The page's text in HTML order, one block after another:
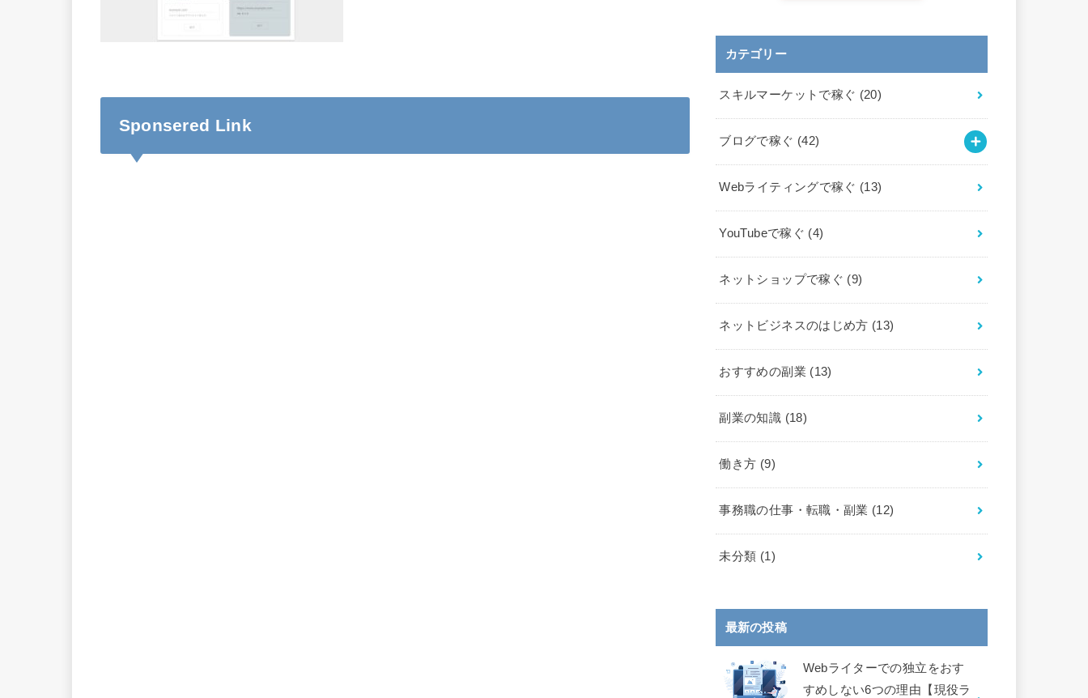
Sponsered Link
カテゴリー
スキルマーケットで稼ぐ (20)
ブログで稼ぐ (42)
Webライティングで稼ぐ (13)
YouTubeで稼ぐ (4)
ネットショップで稼ぐ (9)
ネットビジネスのはじめ方 (13)
おすすめの副業 (13)
副業の知識 (18)
働き方 (9)
事務職の仕事・転職・副業 (12)
未分類 (1)
最新の投稿
Webライターでの独立をおす
すめしない6つの理由【現役ラ